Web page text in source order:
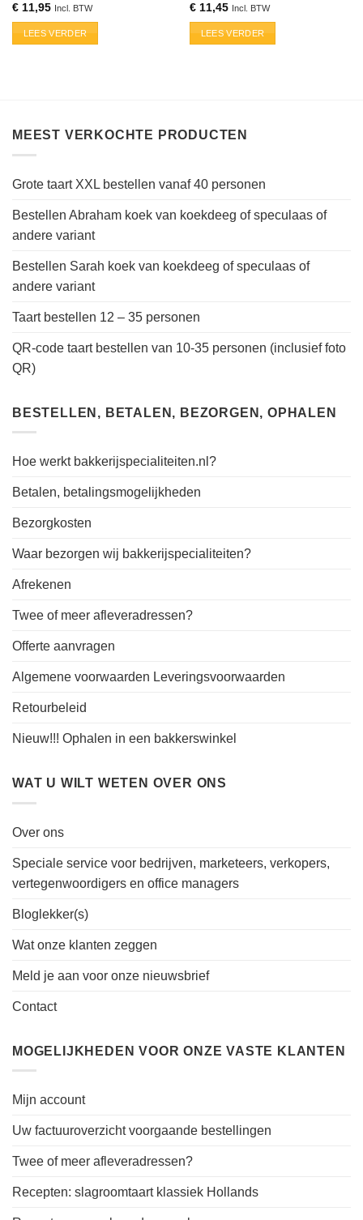
€11,95 Incl. BTW
LEES VERDER
€11,45 Incl. BTW
LEES VERDER
MEEST VERKOCHTE PRODUCTEN
Grote taart XXL bestellen vanaf 40 personen
Bestellen Abraham koek van koekdeeg of speculaas of
andere variant
Bestellen Sarah koek van koekdeeg of speculaas of
andere variant
Taart bestellen 12 – 35 personen
QR-code taart bestellen van 10-35 personen (inclusief foto
QR)
BESTELLEN, BETALEN, BEZORGEN, OPHALEN
Hoe werkt bakkerijspecialiteiten.nl?
Betalen, betalingsmogelijkheden
Bezorgkosten
Waar bezorgen wij bakkerijspecialiteiten?
Afrekenen
Twee of meer afleveradressen?
Offerte aanvragen
Algemene voorwaarden Leveringsvoorwaarden
Retourbeleid
Nieuw!!! Ophalen in een bakkerswinkel
WAT U WILT WETEN OVER ONS
Over ons
Speciale service voor bedrijven, marketeers, verkopers,
vertegenwoordigers en office managers
Bloglekker(s)
Wat onze klanten zeggen
Meld je aan voor onze nieuwsbrief
Contact
MOGELIJKHEDEN VOOR ONZE VASTE KLANTEN
Mijn account
Uw factuuroverzicht voorgaande bestellingen
Twee of meer afleveradressen?
Recepten: slagroomtaart klassiek Hollands